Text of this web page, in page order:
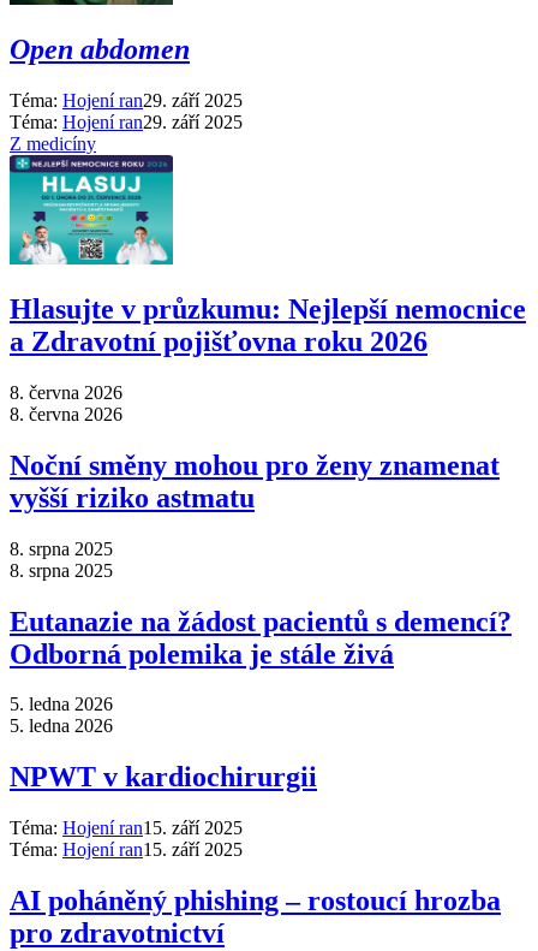
Open abdomen
Téma: Hojení ran29. září 2025
Téma: Hojení ran29. září 2025
Z medicíny
Hlasujte v průzkumu: Nejlepší nemocnice
a Zdravotní pojišťovna roku 2026
8. června 2026
8. června 2026
Noční směny mohou pro ženy znamenat
vyšší riziko astmatu
8. srpna 2025
8. srpna 2025
Eutanazie na žádost pacientů s demencí?
Odborná polemika je stále živá
5. ledna 2026
5. ledna 2026
NPWT v kardiochirurgii
Téma: Hojení ran15. září 2025
Téma: Hojení ran15. září 2025
AI poháněný phishing –⁠ rostoucí hrozba
pro zdravotnictví